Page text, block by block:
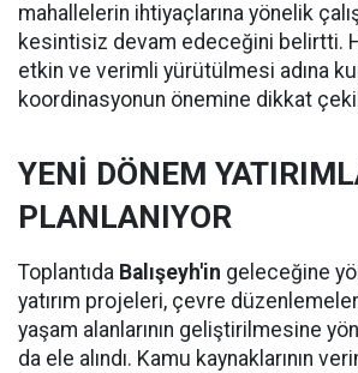
mahallelerin ihtiyaçlarına yönelik
kesintisiz devam edeceğini belirtti.
etkin ve verimli yürütülmesi adına
koordinasyonun önemine dikkat
YENİ DÖNEM
PLANLANIYOR
Toplantıda Balışeyh'in geleceğine
yatırım projeleri, çevre
yaşam alanlarının geliştirilmesine
da ele alındı. Kamu kaynaklarının